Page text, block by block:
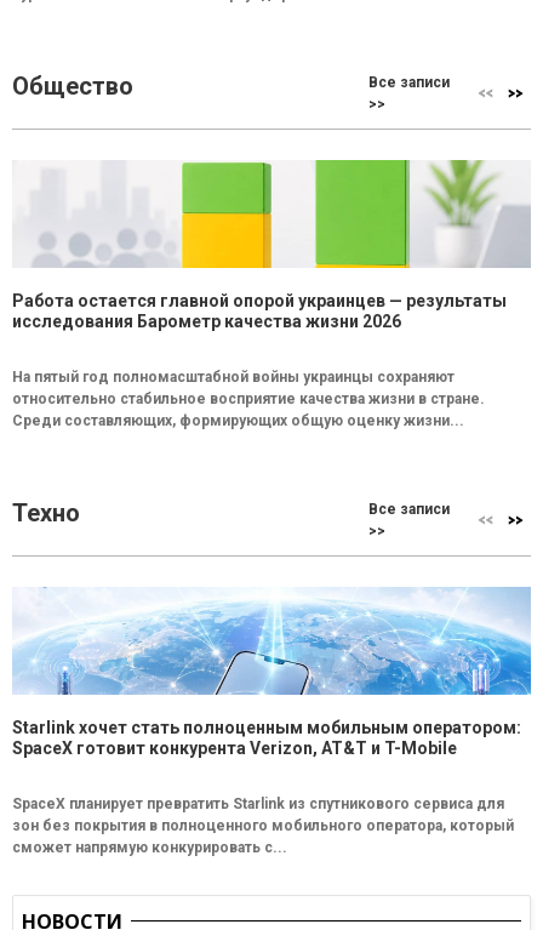
Общество
Все записи
>>
Работа остается главной опорой украинцев — результаты
исследования Барометр качества жизни 2026
На пятый год полномасштабной войны украинцы сохраняют
относительно стабильное восприятие качества жизни в стране.
Среди составляющих, формирующих общую оценку жизни...
Техно
Все записи
>>
Starlink хочет стать полноценным мобильным оператором:
SpaceX готовит конкурента Verizon, AT&T и T-Mobile
SpaceX планирует превратить Starlink из спутникового сервиса для
зон без покрытия в полноценного мобильного оператора, который
сможет напрямую конкурировать с...
НОВОСТИ